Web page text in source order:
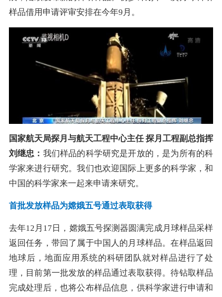
样品借用申请评审安排在今年9月。
国家航天局探月与航天工程中心主任 探月工程副总指挥
刘继忠： 我们样品的科学研究是开放的，是为所有的科
学家来进行研究。我们也欢迎国际上更多的科学家，和
中国的科学家来一起来申请来研究。
首批发放样品为嫦娥五号通过表取获得
去年12月17日，嫦娥五号探测器圆满完成月球样品采样
返回任务，带回了属于中国人的月球样品。在样品返回
地球后，地面应用系统的科研团队就对样品进行了处
理，目前第一批发放的样品通过表取获得。待钻取样品
完成处理后，也将公布样品信息，供科学家进行申请和